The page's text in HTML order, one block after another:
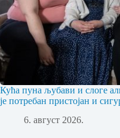
Кућа пуна љубави и слоге
је потребан пристојан и
6. август 2026.